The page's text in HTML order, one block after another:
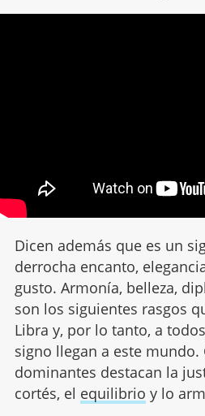
Dicen además que es un
derrocha encanto,
gusto. Armonía, belleza,
son los siguientes rasgos
Libra y, por lo tanto, a
signo llegan a este mundo.
dominantes destacan la
cortés, el equilibrio y lo